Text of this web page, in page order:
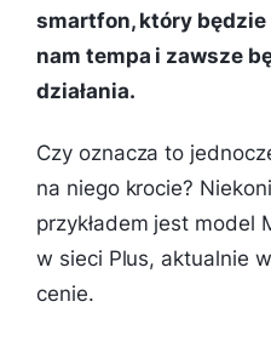
smartfon, który
nam tempa i zawsze
działania.
Czy oznacza to
na niego krocie?
przykładem jest model
w sieci Plus, aktualnie
cenie.